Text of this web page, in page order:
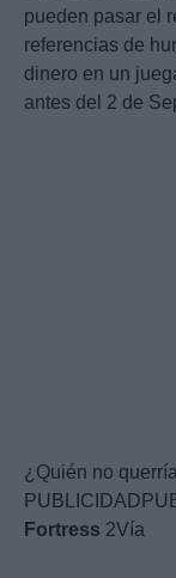
pueden pasar el
referencias de
dinero en un
antes del 2 de
¿Quién no
Fortress 2Vía